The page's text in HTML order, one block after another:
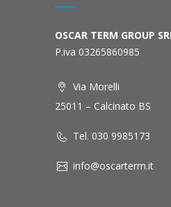
OSCAR TERM GROUP
P.iva 03265860985
Via Morelli
25011 – Calcinato BS
Tel. 030 9985173
info@oscarterm.it